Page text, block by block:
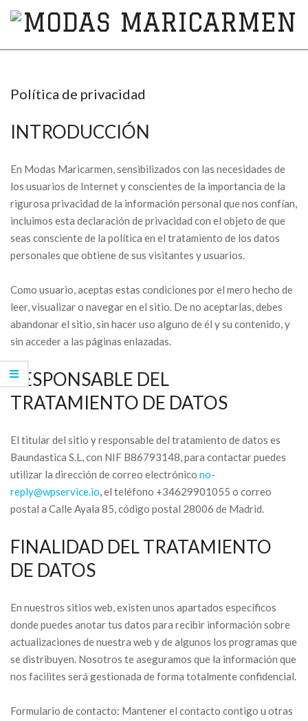
MODAS
Política de privacidad
INTRODUCCIÓN
En Modas Maricarmen, sensibilizados con las necesidades de
los usuarios de Internet y conscientes de la importancia de la
rigurosa privacidad de la información personal que nos confían,
incluimos esta declaración de privacidad con el objeto de que
seas consciente de la política en el tratamiento de los datos
personales que obtiene de sus visitantes y usuarios.
Como usuario, aceptas estas condiciones por el mero hecho de
leer, visualizar o navegar en el sitio. De no aceptarlas, debes
abandonar el sitio, sin hacer uso alguno de él y su contenido, y
sin acceder a las páginas enlazadas.
RESPONSABLE DEL
TRATAMIENTO DE DATOS
El titular del sitio y responsable del tratamiento de datos es
Baundastica S.L, con NIF B86793148, para contactar puedes
utilizar la dirección de correo electrónico no-
reply@wpservice.io, el teléfono +34629901055 o correo
postal a Calle Ayala 85, código postal 28006 de Madrid.
FINALIDAD DEL TRATAMIENTO
DE DATOS
En nuestros sitios web, existen unos apartados específicos
donde puedes anotar tus datos para recibir información sobre
actualizaciones de nuestra web y de algunos los programas que
se distribuyen. Nosotros te aseguramos que la información que
nos facilites será gestionada de forma totalmente confidencial.
Formulario de contacto: Mantener el contacto contigo u otras